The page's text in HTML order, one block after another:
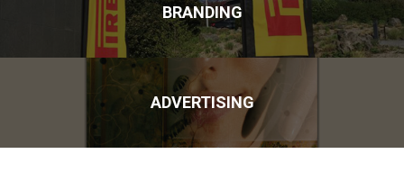
BRANDING
ADVERTISING